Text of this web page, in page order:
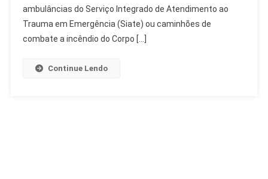
Emergência:
Dever
ambulâncias do Serviço Integrado de Atendimento ao
Trauma em Emergência (Siate) ou caminhões de
combate a incêndio do Corpo […]
Continue Lendo